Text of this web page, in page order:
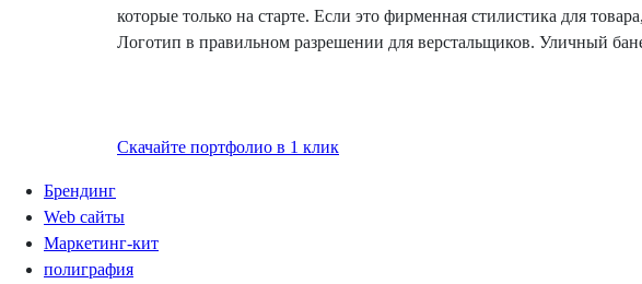
которые только на старте. Если это фирменная стилистика для
Логотип в правильном разрешении для верстальщиков. Уличный
Скачайте портфолио в 1 клик
Брендинг
Web сайты
Маркетинг-кит
полиграфия